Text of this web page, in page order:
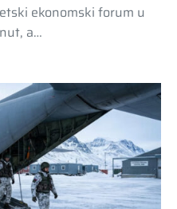
ekonomski forum u
a…